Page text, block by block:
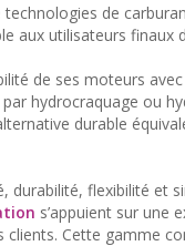
de
aux utilisateurs
de ses moteurs
hydrocraquage ou
durable
flexibilité et
s’appuient sur une
Cette gamme